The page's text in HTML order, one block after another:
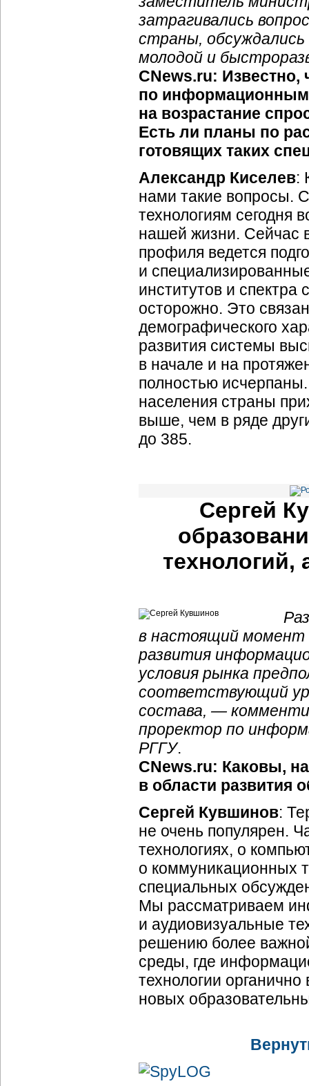
затрагивались
страны,
молодой и
CNews.ru: Известно,
по информационным
на возрастание
Есть ли планы по
готовящих таких
Александр Киселев:
нами такие вопросы.
технологиям сегодня
нашей жизни. Сейчас
профиля ведется
и
институтов и спектра
осторожно. Это
демографического
развития системы
в начале и на
полностью
населения страны
выше, чем в ряде
до 385.
Сергей
в настоящий момент
развития
условия рынка
соответствующий
состава, —
проректор по
РГГУ.
CNews.ru: Каковы,
в области развития
Сергей Кувшинов:
не очень популярен.
технологиях, о
о коммуникационных
специальных
Мы рассматриваем
и аудиовизуальные
решению более
среды, где
технологии
новых